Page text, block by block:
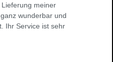
meiner
wunderbar und
Ihr Service ist sehr